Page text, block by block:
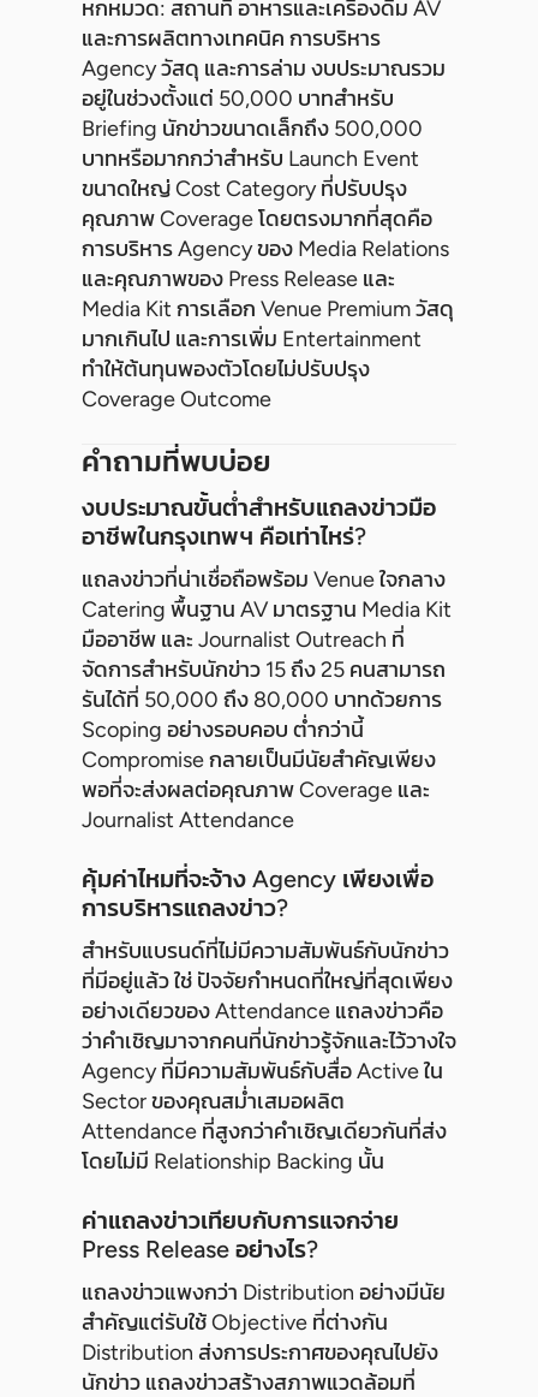
หกหมวด: สถานที่ อาหารและเครื่องดื่ม AV
และการผลิตทางเทคนิค การบริหาร
Agency วัสดุ และการล่าม งบประมาณรวม
อยู่ในช่วงตั้งแต่ 50,000 บาทสำหรับ
Briefing นักข่าวขนาดเล็กถึง 500,000
บาทหรือมากกว่าสำหรับ Launch Event
ขนาดใหญ่ Cost Category ที่ปรับปรุง
คุณภาพ Coverage โดยตรงมากที่สุดคือ
การบริหาร Agency ของ Media Relations
และคุณภาพของ Press Release และ
Media Kit การเลือก Venue Premium วัสดุ
มากเกินไป และการเพิ่ม Entertainment
ทำให้ต้นทุนพองตัวโดยไม่ปรับปรุง
Coverage Outcome
คำถามที่พบบ่อย
งบประมาณขั้นต่ำสำหรับแถลงข่าวมือ
อาชีพในกรุงเทพฯ คือเท่าไหร่?
แถลงข่าวที่น่าเชื่อถือพร้อม Venue ใจกลาง
Catering พื้นฐาน AV มาตรฐาน Media Kit
มืออาชีพ และ Journalist Outreach ที่
จัดการสำหรับนักข่าว 15 ถึง 25 คนสามารถ
รันได้ที่ 50,000 ถึง 80,000 บาทด้วยการ
Scoping อย่างรอบคอบ ต่ำกว่านี้
Compromise กลายเป็นมีนัยสำคัญเพียง
พอที่จะส่งผลต่อคุณภาพ Coverage และ
Journalist Attendance
คุ้มค่าไหมที่จะจ้าง Agency เพียงเพื่อ
การบริหารแถลงข่าว?
สำหรับแบรนด์ที่ไม่มีความสัมพันธ์กับนักข่าว
ที่มีอยู่แล้ว ใช่ ปัจจัยกำหนดที่ใหญ่ที่สุดเพียง
อย่างเดียวของ Attendance แถลงข่าวคือ
ว่าคำเชิญมาจากคนที่นักข่าวรู้จักและไว้วางใจ
Agency ที่มีความสัมพันธ์กับสื่อ Active ใน
Sector ของคุณสม่ำเสมอผลิต
Attendance ที่สูงกว่าคำเชิญเดียวกันที่ส่ง
โดยไม่มี Relationship Backing นั้น
ค่าแถลงข่าวเทียบกับการแจกจ่าย
Press Release อย่างไร?
แถลงข่าวแพงกว่า Distribution อย่างมีนัย
สำคัญแต่รับใช้ Objective ที่ต่างกัน
Distribution ส่งการประกาศของคุณไปยัง
นักข่าว แถลงข่าวสร้างสภาพแวดล้อมที่